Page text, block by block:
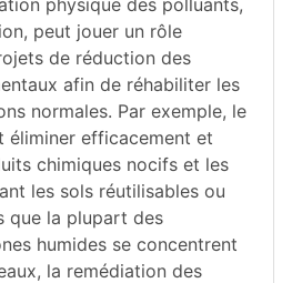
physique des polluants,
peut jouer un rôle
de réduction des
afin de réhabiliter les
normales. Par exemple, le
éliminer efficacement et
chimiques nocifs et les
les sols réutilisables ou
que la plupart des
humides se concentrent
la remédiation des